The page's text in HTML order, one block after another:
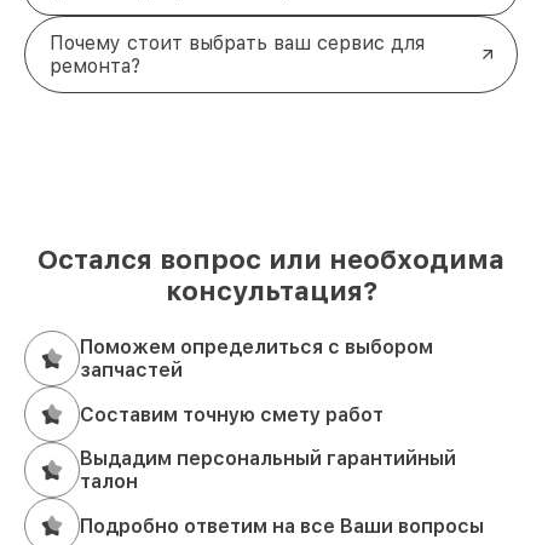
Почему стоит выбрать ваш сервис для
ремонта?
Остался вопрос или необходима
консультация?
Поможем определиться с выбором
запчастей
Составим точную смету работ
Выдадим персональный гарантийный
талон
Подробно ответим на все Ваши вопросы